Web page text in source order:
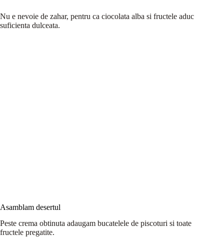
Nu e nevoie de zahar, pentru ca ciocolata alba si fructele aduc
suficienta dulceata.
Asamblam desertul
Peste crema obtinuta adaugam bucatelele de piscoturi si toate
fructele pregatite.